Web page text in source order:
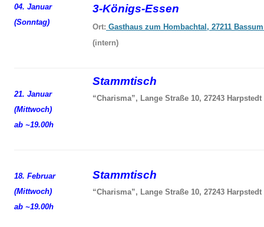
04. Januar
(Sonntag)
3-Königs-Essen
Ort: Gasthaus zum Hombachtal, 27211
(intern)
21. Januar
(Mittwoch)
ab ~19.00h
Stammtisch
“Charisma”, Lange Straße 10, 27243 Harpstedt
18. Februar
(Mittwoch)
ab ~19.00h
Stammtisch
“Charisma”, Lange Straße 10, 27243 Harpstedt